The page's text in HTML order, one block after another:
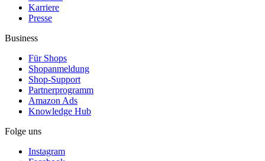
Karriere
Presse
Business
Für Shops
Shopanmeldung
Shop-Support
Partnerprogramm
Amazon Ads
Knowledge Hub
Folge uns
Instagram